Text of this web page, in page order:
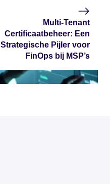
Multi-Tenant
Certificaatbeheer: Een
Strategische Pijler voor
FinOps bij MSP’s